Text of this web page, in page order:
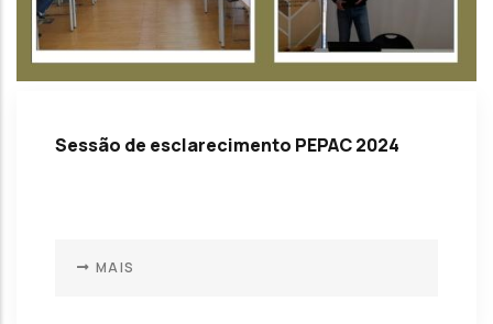
Sessão de esclarecimento PEPAC 2024
MAIS